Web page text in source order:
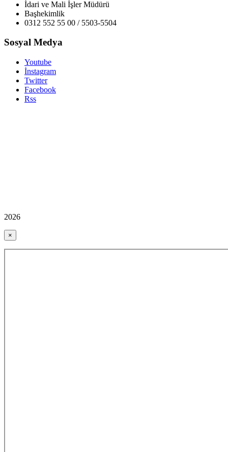
İdari ve Mali İşler Müdürü
Başhekimlik
0312 552 55 00 / 5503-5504
Sosyal Medya
Youtube
İnstagram
Twitter
Facebook
Rss
2026
×